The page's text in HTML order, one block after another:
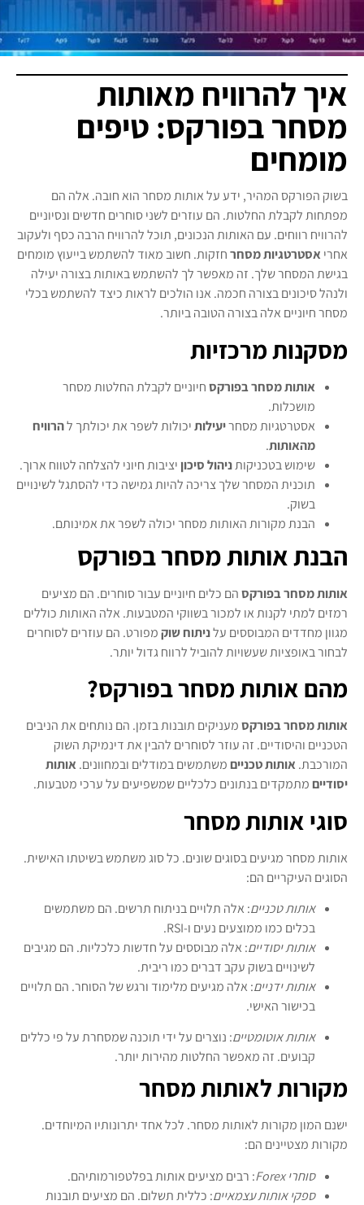
איך להרוויח מאותות
מסחר בפורקס: טיפים
מומחים
בשוק הפורקס המהיר, ידע על אותות מסחר הוא חובה. אלה הם
מפתחות לקבלת החלטות. הם עוזרים לשני סוחרים חדשים ונסיוניים
להרוויח רווחים. עם האותות הנכונים, תוכל להרוויח הרבה כסף ולעקוב
אחרי אסטרטגיות מסחרחזקות. חשוב מאוד להשתמש בייעוץ מומחים
בגישת המסחר שלך. זה מאפשר לך להשתמש באותות בצורה יעילה
ולנהל סיכונים בצורה חכמה. אנו הולכים לראות כיצד להשתמש בכלי
מסחר חיוניים אלה בצורה הטובה ביותר.
מסקנות מרכזיות
אותות מסחר בפורקסחיוניים לקבלת החלטות מסחר
מושכלות.
אסטרטגיות מסחריעילותיכולות לשפר את יכולתך להרוויח
מהאותות.
שימוש בטכניקותניהול סיכוןיציבות חיוני להצלחה לטווח ארוך.
תוכנית המסחר שלך צריכה להיות גמישה כדי להסתגל לשינויים
בשוק.
הבנת מקורות האותות מסחר יכולה לשפר את אמינותם.
הבנת אותות מסחר בפורקס
אותות מסחר בפורקסהם כלים חיוניים עבור סוחרים. הם מציעים
רמזים למתי לקנות או למכור בשווקי המטבעות. אלה האותות כוללים
מגוון מחדדים המבוססים עלניתוח שוקמפורט. הם עוזרים לסוחרים
לבחור באופציות שעשויות להוביל לרווח גדול יותר.
מהם אותות מסחר בפורקס?
אותות מסחר בפורקסמעניקים תובנות בזמן. הם נותחים את הניבים
הטכניים והיסודיים. זה עוזר לסוחרים להבין את דינמיקת השוק
המורכבת. אותות טכנייםמשתמשים במודלים ובמחוונים. אותות
יסודייםמתמקדים בנתונים כלכליים שמשפיעים על ערכי מטבעות.
סוגי אותות מסחר
אותות מסחר מגיעים בסוגים שונים. כל סוג משתמש בשיטתו האישית.
הסוגים העיקריים הם:
אותות טכניים: אלה תלויים בניתוח תרשים. הם משתמשים
בכלים כמו ממוצעים נעים ו-RSI.
אותות יסודיים: אלה מבוססים על חדשות כלכליות. הם מגיבים
לשינויים בשוק עקב דברים כמו ריבית.
אותות ידניים: אלה מגיעים מלימוד ורגש של הסוחר. הם תלויים
בכישור האישי.
אותות אוטומטיים: נוצרים על ידי תוכנה שמסחרת על פי כללים
קבועים. זה מאפשר החלטות מהירות יותר.
מקורות לאותות מסחר
ישנם המון מקורות לאותות מסחר. לכל אחד יתרונותיו המיוחדים.
מקורות מצטיינים הם:
סוחרי Forex
: רבים מציעים אותות בפלטפורמותיהם.
ספקי אותות עצמאיים: כללית תשלום. הם מציעים תובנות